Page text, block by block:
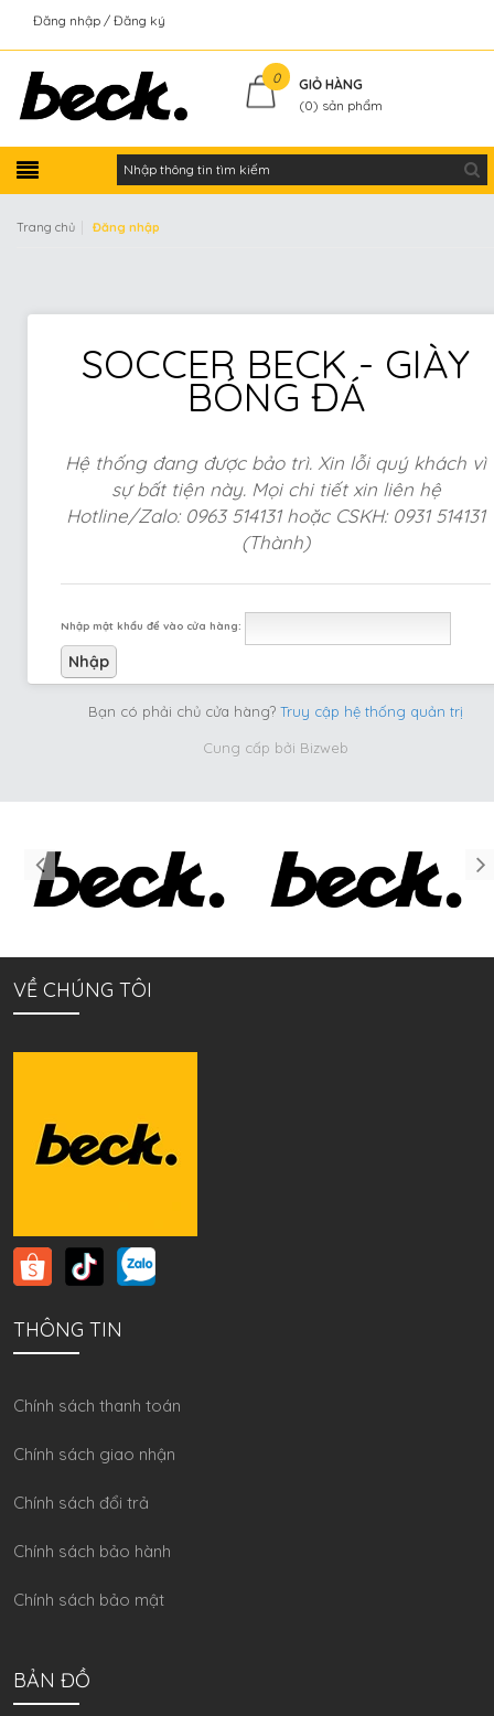
Đăng nhập Đăng ký
0
GIỎ HÀNG
(0) sản phẩm
Trang chủ Đăng nhập
SOCCER BECK - GIÀY
BÓNG ĐÁ
Hệ thống đang được bảo trì. Xin lỗi quý khách vì
sự bất tiện này. Mọi chi tiết xin liên hệ
Hotline/Zalo: 0963 514131 hoặc CSKH: 0931 514131
(Thành)
Nhập mật khẩu để vào cửa hàng:
Bạn có phải chủ cửa hàng? Truy cập hệ thống quản trị
Cung cấp bởi Bizweb
VỀ CHÚNG TÔI
THÔNG TIN
Chính sách thanh toán
Chính sách giao nhận
Chính sách đổi trả
Chính sách bảo hành
Chính sách bảo mật
BẢN ĐỒ